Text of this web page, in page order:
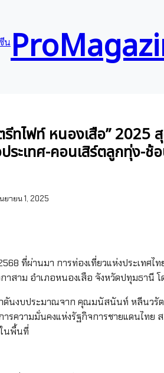
รีทไฟท์ หนองเสือ”
ะเทศ-คอนเสิร์ตลูกทุ่ง-ช้
ยายน 1, 2025
ที่ผ่านมา การท่องเที่ยวแห่งประเทศไ
าสาม อำเภอหนองเสือ จังหวัดปทุมธานี โ
ดันงบประมาณจาก คุณมนัสนันท์ หลีนวรั
รความมั่นคงแห่งรัฐกิจการชายแดนไทย
นพื้นที่